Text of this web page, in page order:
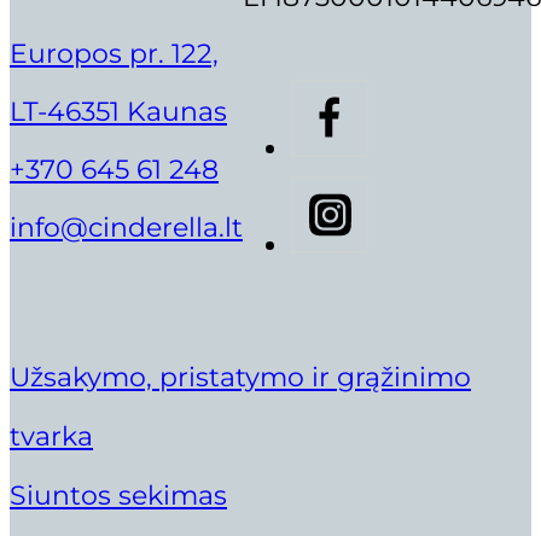
Eglė Jarašūnienė
Gintarė Andriuškienė
Gintarė Litvinienė
Gintarė Mickuvienė
Iveta Jarumbauskienė
Justina Maliorė
Vilma Šilanskienė
Lami
ITALWAX DEPILIACIJOS
10,90€
Europos pr. 122,
LT-46351 Kaunas
+370 645 61 248
info@cinderella.lt
Užsakymo, pristatymo ir grąžinimo
tvarka
Siuntos sekimas